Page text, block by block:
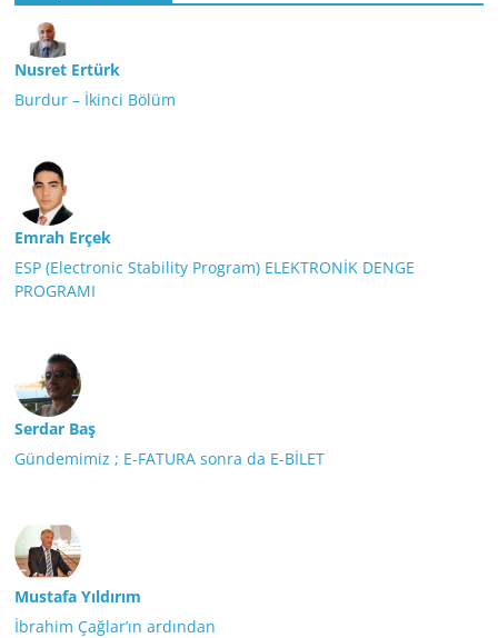
Nusret Ertürk
Burdur – İkinci Bölüm
Emrah Erçek
ESP (Electronic Stability Program) ELEKTRONİK DENGE
PROGRAMI
Serdar Baş
Gündemimiz ; E-FATURA sonra da E-BİLET
Mustafa Yıldırım
İbrahim Çağlar’ın ardından